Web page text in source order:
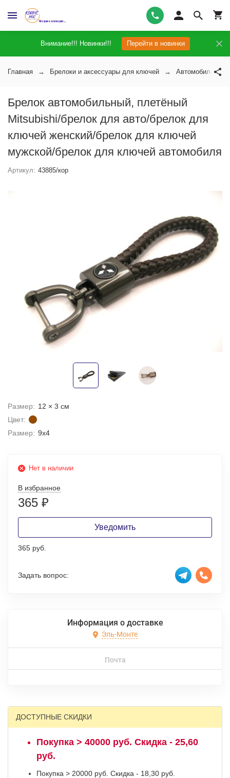
Внимание!!! Новинки!!! Перейти в новинки
Главная Брелоки и аксессуары для ключей Автомобильные
Брелок автомобильный, плетёный
Mitsubishi/брелок для авто/брелок для
ключей женский/брелок для ключей
мужской/брелок для ключей автомобиля
Артикул: 43885/кор
Размер: 12 × 3 см
Цвет:
Размер: 9х4
Нет в наличии
В избранное
365 ₽
Уведомить
365 руб.
Задать вопрос:
Информация о доставке
Эль-Монте
Почта
ДОСТУПНЫЕ СКИДКИ
Покупка > 40000 руб. Скидка - 25,60
руб.
Покупка > 20000 руб. Скидка - 18,30 руб.